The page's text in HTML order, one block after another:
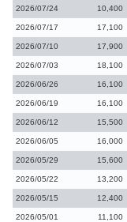
2026/07/24 10,400
2026/07/17 17,100
2026/07/10 17,900
2026/07/03 18,100
2026/06/26 16,100
2026/06/19 16,100
2026/06/12 15,500
2026/06/05 16,000
2026/05/29 15,600
2026/05/22 13,200
2026/05/15 12,400
2026/05/01 11,100